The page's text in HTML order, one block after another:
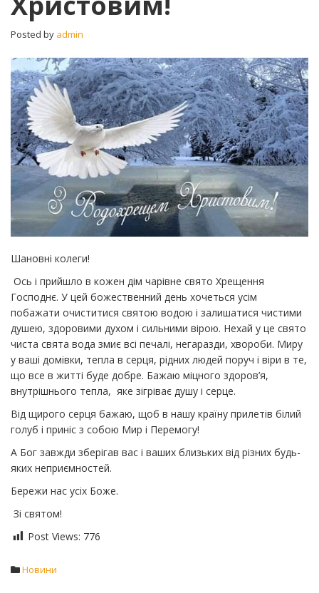
Posted by admin
Шановні колеги!
Ось і прийшло в кожен дім чарівне свято Хрещення
Господнє. У цей божественний день хочеться усім
побажати очиститися святою водою і залишатися чистими
душею, здоровими духом і сильними вірою. Нехай у це свято
чиста свята вода змиє всі печалі, негаразди, хвороби. Миру
у ваші домівки, тепла в серця, рідних людей поруч і віри в те,
що все в житті буде добре. Бажаю міцного здоров’я,
внутрішнього тепла, яке зігріває душу і серце.
Від щирого серця бажаю, щоб в нашу країну прилетів білий
голуб і приніс з собою Мир і Перемогу!
А Бог завжди зберігав вас і ваших близьких від різних будь-
яких неприємностей.
Бережи нас усіх Боже.
Зі святом!
Post Views: 776
Новини